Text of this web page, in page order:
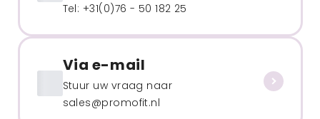
Tel: +31(0)76 - 50 182 25
Via e-mail
Stuur uw vraag naar
sales@promofit.nl